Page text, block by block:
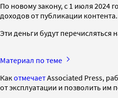
По новому закону, с 1 июля
доходов от публикации
Эти деньги будут перечисляться
Материал по теме
КакотмечаетAssociated Press,
от эксплуатации и позволить им